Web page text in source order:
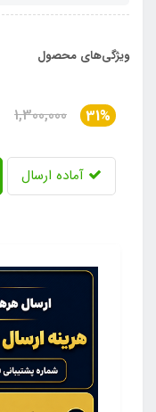
ویژگی‌های محصول
31%
1,300,000
آماده ارسال